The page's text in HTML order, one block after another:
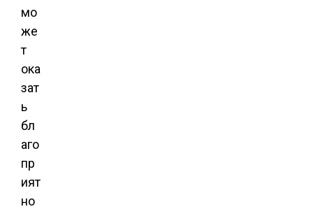
мо
же
т
ока
зат
ь
бл
аго
пр
ият
но